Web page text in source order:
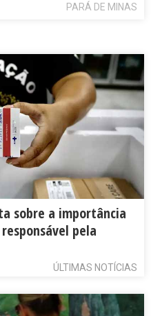
PARÁ DE MINAS
sobre a importância
pela
ÚLTIMAS NOTÍCIAS